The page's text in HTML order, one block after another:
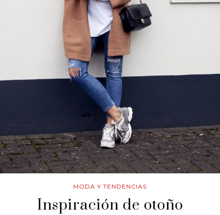
MODA Y TENDENCIAS
Inspiración de otoño